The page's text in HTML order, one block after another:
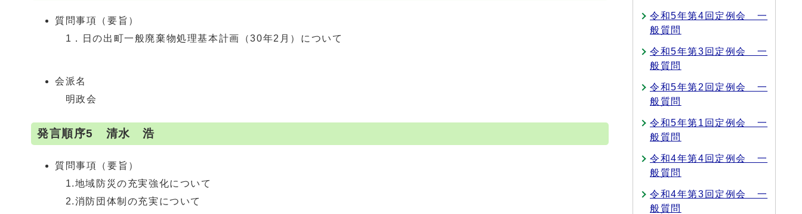
質問事項（要旨）
1．日の出町一般廃棄物処理基本計画（30年2月）について
会派名
明政会
発言順序5 清水 浩
質問事項（要旨）
1.地域防災の充実強化について
2.消防団体制の充実について
令和5年第4回定例会 一
般質問
令和5年第3回定例会 一
般質問
令和5年第2回定例会 一
般質問
令和5年第1回定例会 一
般質問
令和4年第4回定例会 一
般質問
令和4年第3回定例会 一
般質問